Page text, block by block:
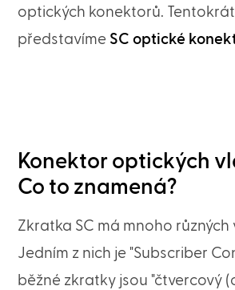
optických konektorů.
představíme SC optické
Konektor optických
Co to znamená?
Zkratka SC má mnoho různých
Jedním z nich je "Subscriber
běžné zkratky jsou "čtvercový